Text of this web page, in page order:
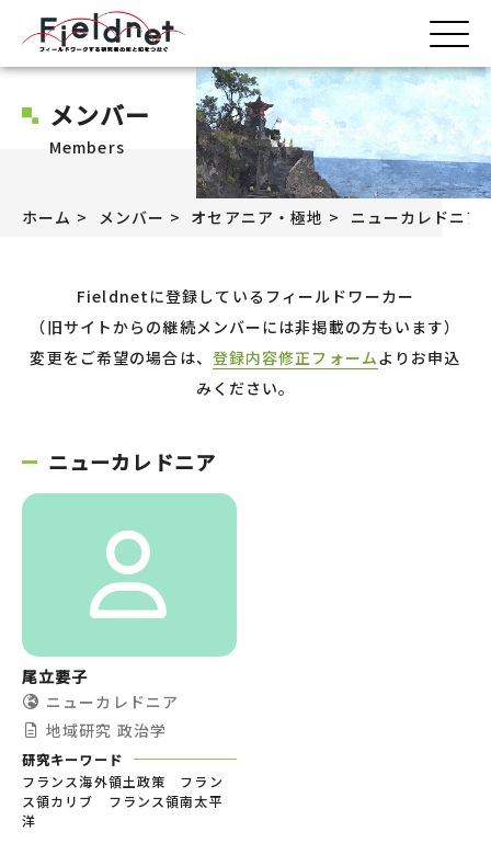
メンバー
Members
ホーム メンバー オセアニア・極地 ニューカレドニア
Fieldnetに登録しているフィールドワーカー
（旧サイトからの継続メンバーには非掲載の方もいます）
変更をご希望の場合は、 登録内容修正フォームよりお申込
みください。
ニューカレドニア
尾立要子
ニューカレドニア
地域研究 政治学
研究キーワード
フランス海外領土政策 フラン
ス領カリブ フランス領南太平
洋